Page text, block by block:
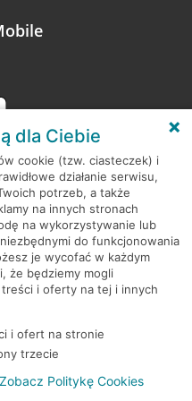
Wszelkie prawa zastrzeżone
dla Ciebie
cookie (tzw. ciasteczek) i
działanie serwisu,
potrzeb, a także
na innych stronach
na wykorzystywanie lub
do funkcjonowania
je wycofać w każdym
że będziemy mogli
i oferty na tej i innych
i ofert na stronie
trzecie
Zobacz Politykę Cookies